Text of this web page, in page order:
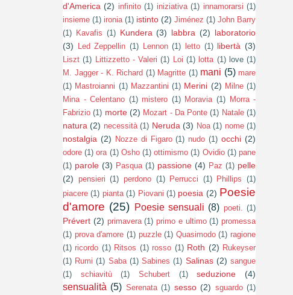
d'America (2) infinito (1) iniziativa (1) innamorarsi (1)
insieme (1) ironia (1) istinto (2) Jiménez (1) John Barry
(1) Kavafis (1) Kundera (3) labbra (2) laboratorio
(3)
Led Zeppellin (1) Lennon (1) letto (1) libertà (3)
Liszt (1) Littizzetto - Valeri (1) Loi (1) lotta (1) love (1)
M. Jagger - K. Richard (1) Magritte (1) mani (5) mare
(1) Mastroianni (1) Mazzantini (1) Merini (2) Milne (1)
Mina - Celentano (1) mistero (1) Moravia (1)
Morra -
Fabrizio (1) morte (2) Mozart - Da Ponte (1) Natale (1)
natura (2) necessità (1) Neruda (3) Noa (1) nome (1)
nostalgia (2) Nozze di Figaro (1) nudo (1) occhi (2)
odore (1) ora (1) Osho (1) ottimismo (1) Ovidio (1) pane
(1) parole (3) Pasqua (1) passione (4) Paz (1) pelle
(2) pensieri (1) perdono (1) Perrucci (1) Phillips (1)
piacere (1) pianta (1) Piovani (1) poesia (2) Poesie
d'amore (25) Poesie sensuali (8) poeti. (1)
Prévert (2) primavera (1) primo e ultimo (1) promessa
(1) prova d'amore (1) puzzle (1) Quasimodo (1) ragione
(1) ricordo (1) Ritsos (1) rosso (1) Roth (2) Rukeyser
(1) Rumi (1) Saba (1) Sabines (1) Salinas (2) sangue
(1)
schiavitù (1) Schubert (1) seduzione (4)
sensualità (5) Serenata (1) sesso (2) sguardo (1)